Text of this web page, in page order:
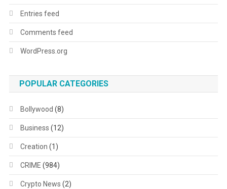
Entries feed
Comments feed
WordPress.org
POPULAR CATEGORIES
Bollywood (8)
Business (12)
Creation (1)
CRIME (984)
Crypto News (2)